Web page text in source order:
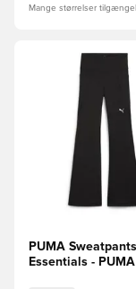
Mange størrelser
Åbner en Modal
PUMA
Essentials -